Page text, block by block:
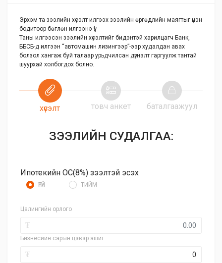
Эрхэм та зээлийн хүсэлт илгээх зээлийн өргөдлийн маягтыг үнэн
бодитоор бөглөн илгээнэ үү!
Таны илгээсэн зээлийн хүсэлтийг бидэнтэй харилцагч Банк,
ББСБ-д илгээн “автомашин лизингээр”-ээр худалдан авах
болзол хангаж буй талаар урьдчилсан дүгнэлт гаргуулж тантай
шуурхай холбогдох болно.
хүсэлт товч анкет баталгаажуул
ЗЭЭЛИЙН СУДАЛГАА:
Ипотекийн ОС(8%) зээлтэй эсэх
ҮГҮЙ ТИЙМ
Цалингийн орлого
₮
Бизнесийн сарын цэвэр ашиг
₮